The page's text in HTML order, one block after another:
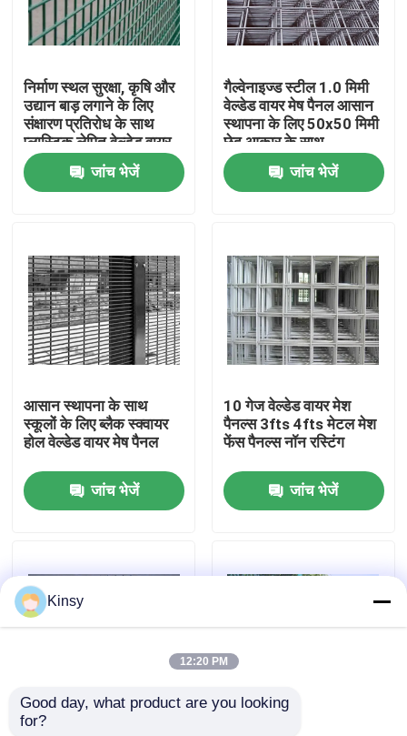
उत्पाद
वी.आर. शो
कारखाने का दौरा
गुणवत्ता नियंत्रण
समाचार
बुना तार जाल स्क्रीन
निर्माण स्थल सुरक्षा, कृषि और
उद्यान बाड़ लगाने के लिए
संक्षारण प्रतिरोध के साथ
प्लास्टिक लेपित वेल्डेड वायर
मेश पैनल
जांच भेजें
गैल्वेनाइज्ड स्टील 1.0 मिमी
वेल्डेड वायर मेष पैनल आसान
स्थापना के लिए 50x50 मिमी
छेद आकार के साथ
जांच भेजें
आसान स्थापना के साथ
स्कूलों के लिए ब्लैक स्क्वायर
होल वेल्डेड वायर मेष पैनल
जांच भेजें
10 गेज वेल्डेड वायर मेश
पैनल्स 3fts 4fts मेटल मेश
फेंस पैनल्स नॉन रस्टिंग
जांच भेजें
2 घुमावदार जस्ती तार जाल
Kinsy
12:20 PM
Good day, what product are you looking
for?